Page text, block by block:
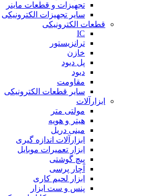
تجهیزات و قطعات ماینر
سایر تجهیزات الکترونیکی
قطعات الکترونیکی
IC
ترانزیستور
خازن
پل دیود
دیود
مقاومت
سایر قطعات الکترونیکی
ابزارآلات
مولتی متر
هیتر و هویه
مینی دریل
ابزارآلات اندازه گیری
ابزار تعمیرات موبایل
پیچ گوشتی
آچار پرسی
ابزار لحیم کاری
پنس و ست ابزار